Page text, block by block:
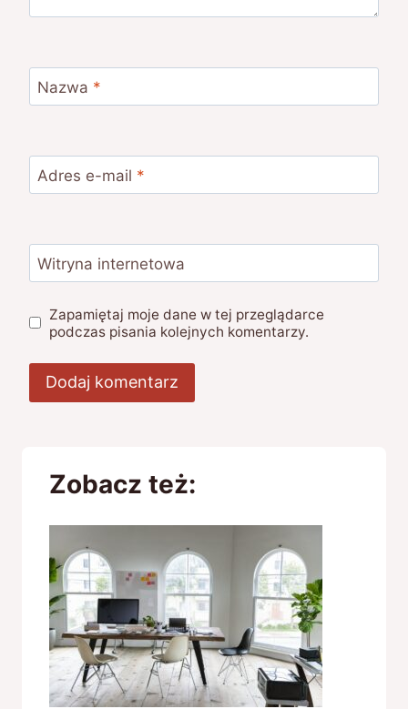
Nazwa *
Adres e-mail *
Witryna internetowa
Zapamiętaj moje dane w tej przeglądarce
podczas pisania kolejnych komentarzy.
Zobacz też: